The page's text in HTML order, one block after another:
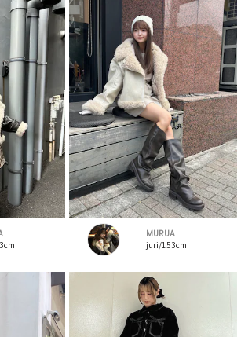
MURUA
juri/153cm